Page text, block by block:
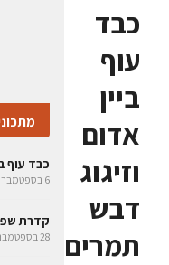
כבד
עוף
ביין
אדום
וזיגוג
דבש
תמרים
כבד עוף
6 בספטמבר 2006
קדרת
28 בספטמבר 2007